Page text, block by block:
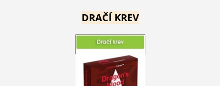
DRAČÍ KREV